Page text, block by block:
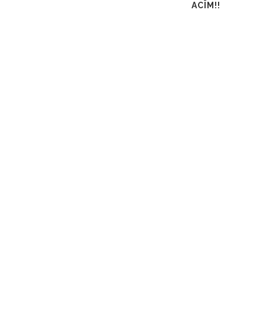
ACĪM!!